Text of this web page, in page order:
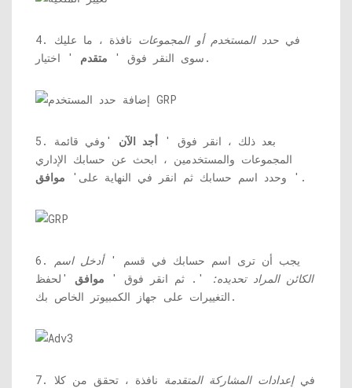
4. في حدد المستخدم أو المجموعات نافذة ، ما عليك
سوى النقر فوق ' متقدم ' اختيار.
5. بعد ذلك ، انقر فوق ' أجد الآن 'وفي قائمة
المجموعات والمستخدمين ، ابحث عن حسابك الإداري
وحدد اسم حسابك ثم انقر في النهاية على' موافق '.
6. يجب أن ترى اسم حسابك في قسم 'أدخل اسم
الكائن المراد تحديده:
'. ثم انقر فوق ' موافق 'لحفظ
التغييرات على جهاز الكمبيوتر الخاص بك.
7. فيإعدادات المشاركة المتقدمة نافذة ، تحقق من كلا